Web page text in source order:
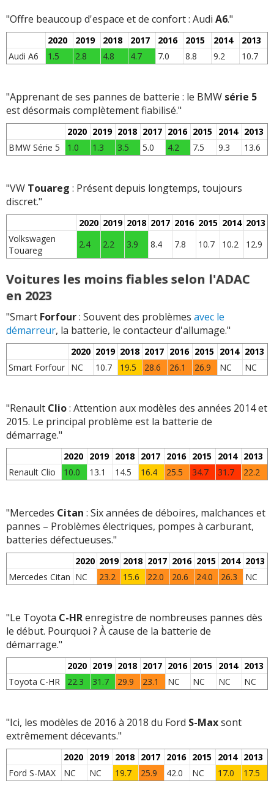
"Offre beaucoup d'espace et de confort : Audi A6."
2020 2019 2018 2017 2016 2015 2014
2013
Audi A6
1.5 2.8 4.8 4.7 7.0 8.8 9.2 10.7
"Apprenant de ses pannes de batterie : le BMW série 5
est désormais complètement fiabilisé."
2020 2019 2018 2017 2016 2015 2014 2013
BMW Série 5
1.0 1.3 3.5 5.0 4.2 7.5 9.3 13.6
"VW Touareg : Présent depuis longtemps, toujours
discret."
2020 2019 2018 2017 2016 2015 2014 2013
Volkswagen
Touareg
2.4 2.2 3.9 8.4 7.8 10.7 10.2 12.9
Voitures les moins fiables selon l'ADAC
en 2023
"Smart Forfour: Souvent des problèmes avec le
démarreur, la batterie, le contacteur d'allumage."
2020 2019 2018 2017 2016 2015 2014 2013
Smart Forfour NC 10.7 19.5 28.6 26.1 26.9 NC NC
"Renault Clio: Attention aux modèles des années 2014 et
2015. Le principal problème est la batterie de
démarrage."
2020 2019 2018 2017 2016 2015 2014 2013
Renault Clio
10.0 13.1 14.5 16.4 25.5 34.7 31.7 22.2
"Mercedes Citan : Six années de déboires, malchances et
pannes – Problèmes électriques, pompes à carburant,
batteries défectueuses."
2020 2019 2018 2017 2016 2015 2014 2013
Mercedes Citan NC 23.2 15.6 22.0 20.6 24.0 26.3 NC
"Le Toyota C-HRenregistre de nombreuses pannes dès
le début. Pourquoi ? À cause de la batterie de
démarrage."
2020 2019 2018 2017 2016 2015 2014 2013
Toyota C-HR
22.3 31.7 29.9 23.1 NC NC NC NC
"Ici, les modèles de 2016 à 2018 du Ford S-Maxsont
extrêmement décevants."
2020 2019 2018 2017 2016 2015 2014 2013
Ford S-MAX
NC NC 19.7 25.9 42.0 NC 17.0 17.5